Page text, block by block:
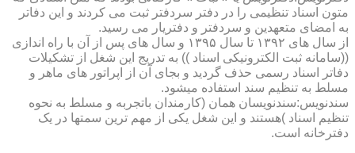
متون اسناد تنظیمی را در دفتر سردفتر ثبت می کردند و این دفاتر
به امضای متعهدین و سردفتر و دفتریار می رسید.
از سال های ۱۳۹۲ تا سال ۱۳۹۵ و سال های پس از آن با راه اندازی
((سامانه ثبت الکترونیکی اسناد )) به تدریج این شغل از تشکیلات
دفاتر اسناد رسمی حذف گردید و بجای آن از اپراتور های ماهر و
مسلط به تنظیم سند استفاده میشود.
سندنویس:سندنویسان همان (کارمندان باتجربه و مسلط به نحوه
تنظیم اسناد )هستند و این شغل یکی از مهم ترین سمتها در یک
دفترخانه است.